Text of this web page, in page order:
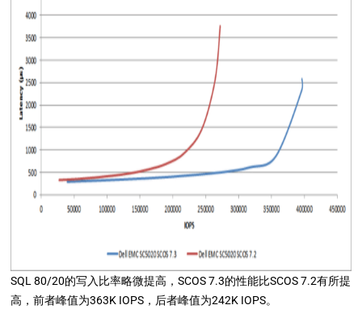
SQL 80/20的写入比率略微提高，SCOS 7.3的性能比SCOS 7.2有所提
高，前者峰值为363K IOPS，后者峰值为242K IOPS。